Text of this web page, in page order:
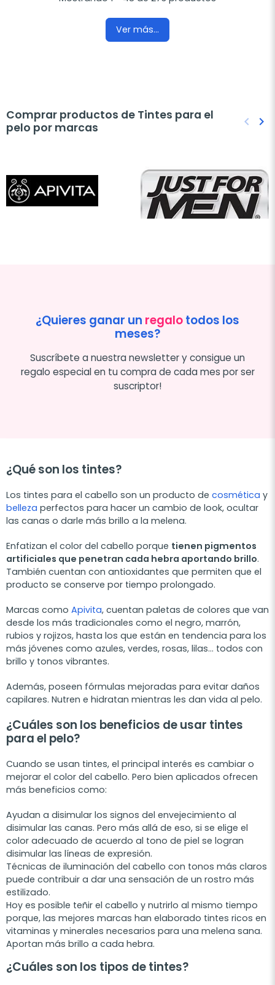
Ver más...
Comprar productos de Tintes para el
pelo por marcas
keyboard_arrow_left keyboard_arrow_right
¿Quieres ganar un regalotodos los
meses?
Suscríbete a nuestra newsletter y consigue un
regalo especial en tu compra de cada mes por ser
suscriptor!
¿Qué son los tintes?
Los tintes para el cabello son un producto de cosmética y
belleza perfectos para hacer un cambio de look, ocultar
las canas o darle más brillo a la melena.
Enfatizan el color del cabello porque tienen pigmentos
artificiales que penetran cada hebra aportando brillo.
También cuentan con antioxidantes que permiten que el
producto se conserve por tiempo prolongado.
Marcas como Apivita, cuentan paletas de colores que van
desde los más tradicionales como el negro, marrón,
rubios y rojizos, hasta los que están en tendencia para los
más jóvenes como azules, verdes, rosas, lilas… todos con
brillo y tonos vibrantes.
Además, poseen fórmulas mejoradas para evitar daños
capilares. Nutren e hidratan mientras les dan vida al pelo.
¿Cuáles son los beneficios de usar tintes
para el pelo?
Cuando se usan tintes, el principal interés es cambiar o
mejorar el color del cabello. Pero bien aplicados ofrecen
más beneficios como:
Ayudan a disimular los signos del envejecimiento al
disimular las canas. Pero más allá de eso, si se elige el
color adecuado de acuerdo al tono de piel se logran
disimular las líneas de expresión.
Técnicas de iluminación del cabello con tonos más claros
puede contribuir a dar una sensación de un rostro más
estilizado.
Hoy es posible teñir el cabello y nutrirlo al mismo tiempo
porque, las mejores marcas han elaborado tintes ricos en
vitaminas y minerales necesarios para una melena sana.
Aportan más brillo a cada hebra.
¿Cuáles son los tipos de tintes?